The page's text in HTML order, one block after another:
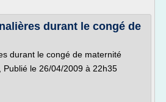
durant le congé de
durant le congé de maternité
Publié le 26/04/2009 à 22h35